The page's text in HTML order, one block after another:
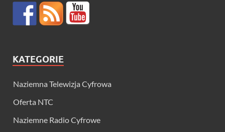
KATEGORIE
Naziemna Telewizja Cyfrowa
Oferta NTC
Naziemne Radio Cyfrowe